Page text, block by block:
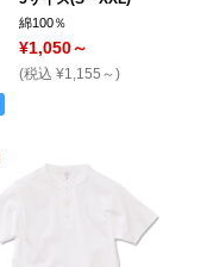
綿100％
¥1,050～
(税込 ¥1,155～)